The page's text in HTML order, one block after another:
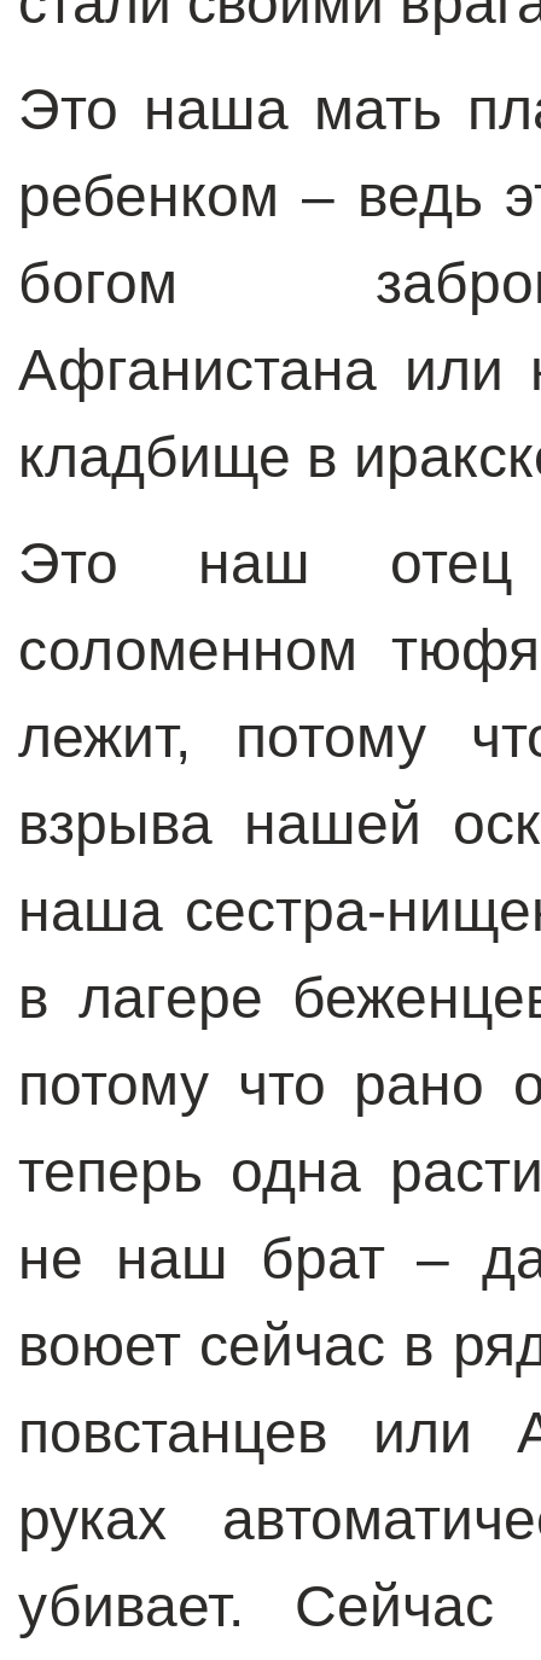
Это наша мать
ребенком – ведь
богом
Афганистана или
кладбище в
Это наш отец
соломенном
лежит, потому
взрыва нашей
наша сестра-
в лагере
потому что рано
теперь одна
не наш брат –
воюет сейчас в
повстанцев
руках
убивает.